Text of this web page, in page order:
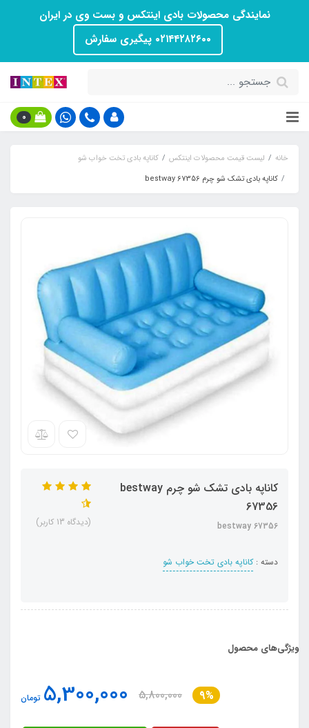
نمایندگی محصولات بادی اینتکس و بست وی در ایران
۰۲۱۴۴۲۸۲۶۰۰ پیگیری سفارش
0
خانه لیست قیمت محصولات اینتکس
کاناپه بادی تخت خواب شو
کاناپه بادی تشک شو چرم bestway 67356
کاناپه بادی تشک شو چرم bestway
67356
bestway 67356
دسته :کاناپه بادی تخت خواب شو
(دیدگاه 13 کاربر)
ویژگی‌های محصول
9%
5,800,000
5,300,000 تومان